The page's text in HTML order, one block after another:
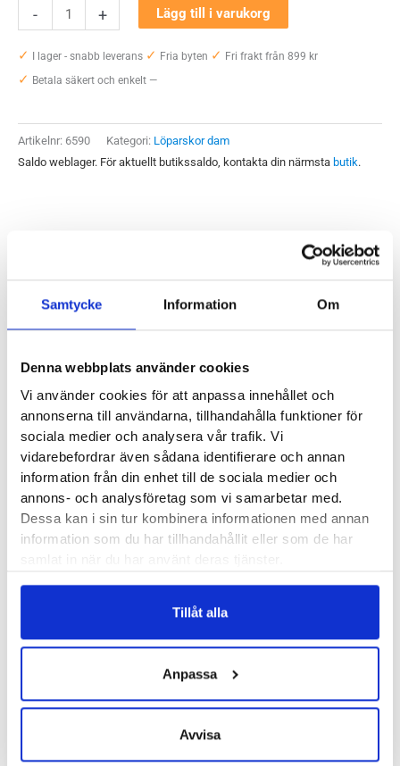
Samtycke Information Om
Denna webbplats använder cookies
Vi använder cookies för att anpassa innehållet och
annonserna till användarna, tillhandahålla funktioner för
sociala medier och analysera vår trafik. Vi
vidarebefordrar även sådana identifierare och annan
information från din enhet till de sociala medier och
annons- och analysföretag som vi samarbetar med.
Dessa kan i sin tur kombinera informationen med annan
information som du har tillhandahållit eller som de har
Tillåt alla
Anpassa
Avvisa
-
Pursuit
Ride
2
+ Lägg till i varukorg
✓ I lager - snabb leverans ✓ Fria byten ✓ Fri frakt från 899 kr
✓ Betala säkert och enkelt —
Artikelnr: 6590 Kategori: Löparskor dam
Saldo weblager. För aktuellt butikssaldo, kontakta din närmsta butik.
framåt liknande en rullsula.
Läst:Normal
Fotvalv:Normala, höga
Stabilitet:Neutral
Vikt:235 g
Häl 32.5 mm – Framfot 23.5 mm
Häl-tå dropp:
9 mm